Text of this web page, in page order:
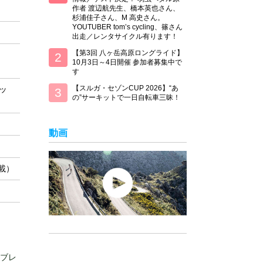
レ
作者 渡辺航先生、橋本英也さん、
杉浦佳子さん、M 高史さん。
YOUTUBER tom’s cycling、篠さん
出走／レンタサイクル有ります！
【第3回 八ヶ岳高原ロングライド】
10月3日～4日開催 参加者募集中で
す
【スルガ・セゾンCUP 2026】“あ
の”サーキットで一日自転車三昧！
動画